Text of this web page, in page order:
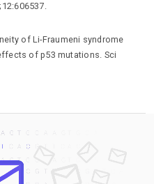
of Li-Fraumeni syndrome
of p53 mutations. Sci